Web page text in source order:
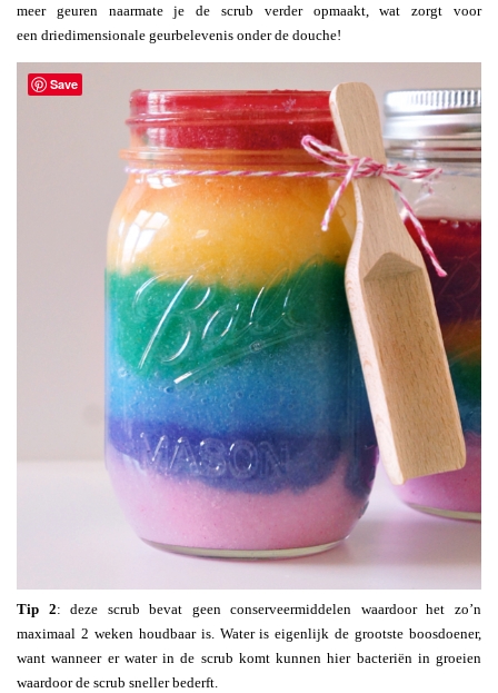
meer geuren naarmate je de scrub verder opmaakt, wat zorgt voor
een driedimensionale geurbelevenis onder de douche!
Tip 2: deze scrub bevat geen conserveermiddelen waardoor het zo’n
maximaal 2 weken houdbaar is. Water is eigenlijk de grootste boosdoener,
want wanneer er water in de scrub komt kunnen hier bacteriën in groeien
waardoor de scrub sneller bederft.
Save